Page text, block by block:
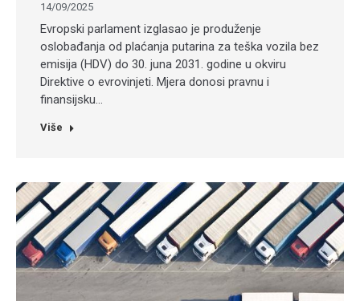
14/09/2025
Evropski parlament izglasao je produženje
oslobađanja od plaćanja putarina za teška vozila bez
emisija (HDV) do 30. juna 2031. godine u okviru
Direktive o evrovinjeti. Mjera donosi pravnu i
finansijsku…
Više